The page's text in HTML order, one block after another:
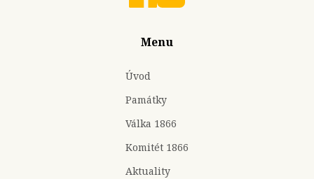
Menu
Úvod
Památky
Válka 1866
Komitét 1866
Aktuality